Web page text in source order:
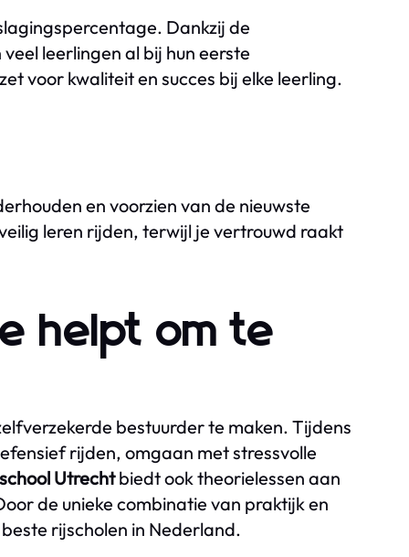
Dankzij de
leerlingen al bij hun eerste
voor kwaliteit en succes bij elke leerling.
en voorzien van de nieuwste
leren rijden, terwijl je vertrouwd raakt
helpt om te
bestuurder te maken. Tijdens
rijden, omgaan met stressvolle
Utrechtbiedt ook theorielessen aan
de unieke combinatie van praktijk en
rijscholen in Nederland.